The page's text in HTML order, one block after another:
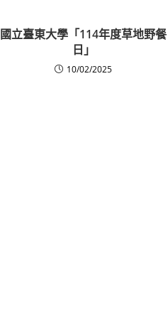
國立臺東大學「114年度草地野餐
日」
10/02/2025